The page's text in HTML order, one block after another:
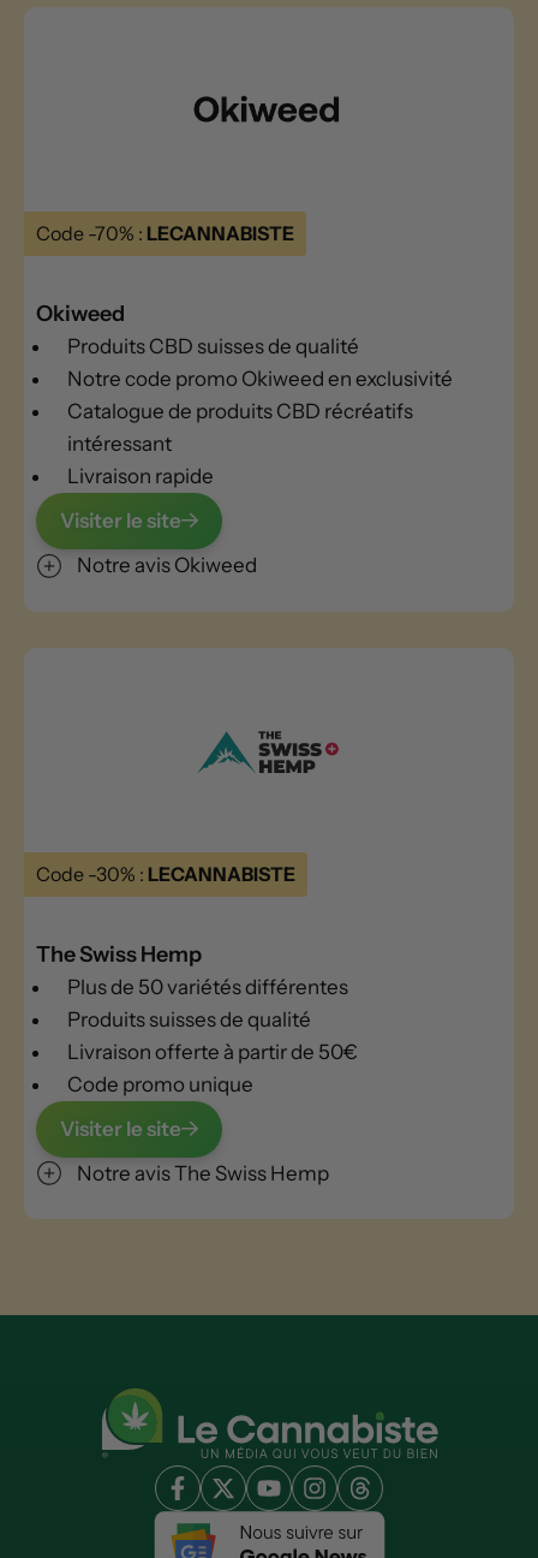
Code -70% : LECANNABISTE
Okiweed
Produits CBD suisses de qualité
Notre code promo Okiweed en exclusivité
Catalogue de produits CBD récréatifs
intéressant
Livraison rapide
Visiter le site
Notre avis Okiweed
Code -30% : LECANNABISTE
The Swiss Hemp
Plus de 50 variétés différentes
Produits suisses de qualité
Livraison offerte à partir de 50€
Code promo unique
Visiter le site
Notre avis The Swiss Hemp